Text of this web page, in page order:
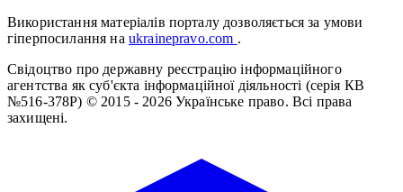
Використання матеріалів порталу дозволяється за умови
гіперпосилання на ukrainepravo.com .
Свідоцтво про державну реєстрацію інформаційного
агентства як суб'єкта інформаційної діяльності (серія КВ
№516-378Р) © 2015 - 2026 Українське право. Всі права
захищені.